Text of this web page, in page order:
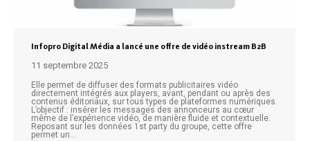
Infopro Digital Média a lancé une offre de vidéo instream B2B
11 septembre 2025
Elle permet de diffuser des formats publicitaires vidéo
directement intégrés aux players, avant, pendant ou après des
contenus éditoriaux, sur tous types de plateformes numériques.
L’objectif : insérer les messages des annonceurs au cœur
même de l’expérience vidéo, de manière fluide et contextuelle.
Reposant sur les données 1st party du groupe, cette offre
permet un…